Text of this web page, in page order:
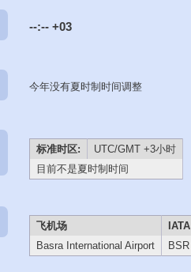
--:-- +03
今年没有夏时制时间调整
标准时区:
UTC/GMT +3小时
目前不是夏时制时间
飞机场 IATA
Basra International Airport
BSR